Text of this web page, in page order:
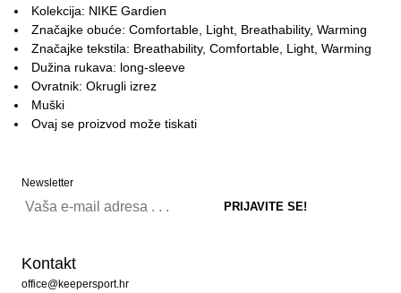
Kolekcija: NIKE Gardien
Značajke obuće: Comfortable, Light, Breathability, Warming
Značajke tekstila: Breathability, Comfortable, Light, Warming
Dužina rukava: long-sleeve
Ovratnik: Okrugli izrez
Muški
Ovaj se proizvod može tiskati
Newsletter
Kontakt
office@keepersport.hr